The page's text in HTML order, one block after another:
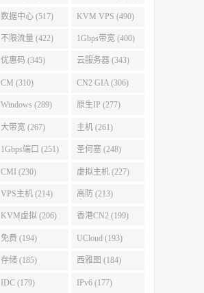
数据中心 (517) KVM VPS (490)
不限流量 (422) 1Gbps带宽 (400)
优惠码 (345) 云服务器 (343)
CM (310) CN2 GIA (306)
Windows (289) 原生IP (277)
大带宽 (267) 主机 (261)
1Gbps端口 (251) 圣何塞 (248)
CMI (230) 虚拟主机 (227)
VPS主机 (214) 高防 (213)
KVM虚拟 (206) 香港CN2 (199)
免费 (194) UCloud (193)
存储 (185) 西雅图 (184)
IDC (179) IPv6 (177)